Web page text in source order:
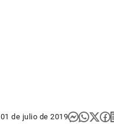
01 de julio de 2019